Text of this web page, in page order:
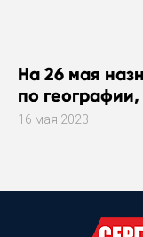
На 26 мая
по
16 мая 2023